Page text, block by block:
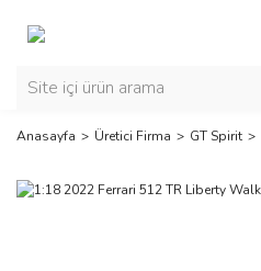
Anasayfa Üretici Firma GT Spirit